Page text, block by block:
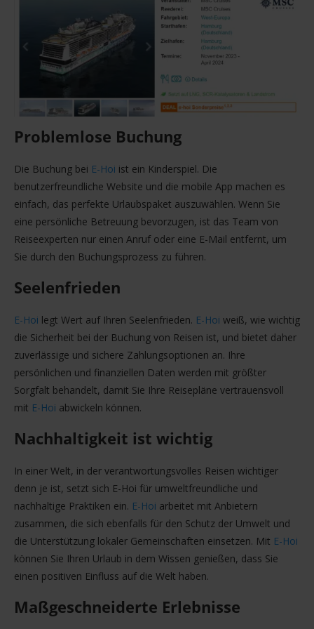
Problemlose Buchung
Die Buchung bei E-Hoi ist ein Kinderspiel. Die
benutzerfreundliche Website und die mobile App machen es
einfach, das perfekte Urlaubspaket auszuwählen. Wenn Sie
eine persönliche Betreuung bevorzugen, ist das Team von
Reiseexperten nur einen Anruf oder eine E-Mail entfernt, um
Sie durch den Buchungsprozess zu führen.
Seelenfrieden
E-Hoi legt Wert auf Ihren Seelenfrieden. E-Hoi weiß, wie wichtig
die Sicherheit bei der Buchung von Reisen ist, und bietet daher
zuverlässige und sichere Zahlungsoptionen an. Ihre
persönlichen und finanziellen Daten werden mit größter
Sorgfalt behandelt, damit Sie Ihre Reisepläne vertrauensvoll
mit E-Hoi abwickeln können.
Nachhaltigkeit ist wichtig
In einer Welt, in der verantwortungsvolles Reisen wichtiger
denn je ist, setzt sich E-Hoi für umweltfreundliche und
nachhaltige Praktiken ein. E-Hoi arbeitet mit Anbietern
zusammen, die sich ebenfalls für den Schutz der Umwelt und
die Unterstützung lokaler Gemeinschaften einsetzen. Mit E-Hoi
können Sie Ihren Urlaub in dem Wissen genießen, dass Sie
einen positiven Einfluss auf die Welt haben.
Maßgeschneiderte Erlebnisse